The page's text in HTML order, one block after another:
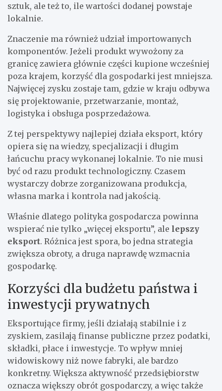
sztuk, ale też to, ile wartości dodanej powstaje
lokalnie.
Znaczenie ma również udział importowanych
komponentów. Jeżeli produkt wywożony za
granicę zawiera głównie części kupione wcześniej
poza krajem, korzyść dla gospodarki jest mniejsza.
Najwięcej zysku zostaje tam, gdzie w kraju odbywa
się projektowanie, przetwarzanie, montaż,
logistyka i obsługa posprzedażowa.
Z tej perspektywy najlepiej działa eksport, który
opiera się na wiedzy, specjalizacji i długim
łańcuchu pracy wykonanej lokalnie. To nie musi
być od razu produkt technologiczny. Czasem
wystarczy dobrze zorganizowana produkcja,
własna marka i kontrola nad jakością.
Właśnie dlatego polityka gospodarcza powinna
wspierać nie tylko „więcej eksportu”, ale lepszy
eksport. Różnica jest spora, bo jedna strategia
zwiększa obroty, a druga naprawdę wzmacnia
gospodarkę.
Korzyści dla budżetu państwa i
inwestycji prywatnych
Eksportujące firmy, jeśli działają stabilnie i z
zyskiem, zasilają finanse publiczne przez podatki,
składki, płace i inwestycje. To wpływ mniej
widowiskowy niż nowe fabryki, ale bardzo
konkretny. Większa aktywność przedsiębiorstw
oznacza większy obrót gospodarczy, a więc także